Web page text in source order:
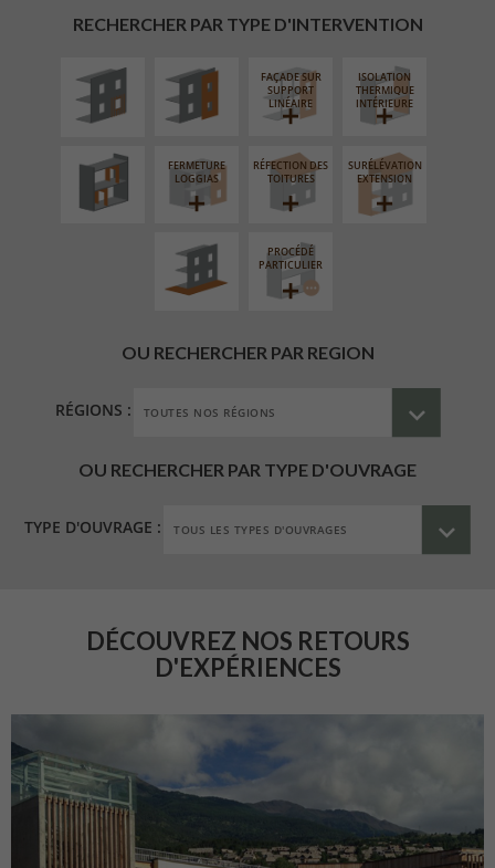
RECHERCHER PAR TYPE D'INTERVENTION
EXTÉRIEURE
FAÇADE SUR
SUPPORT
LINÉAIRE
ISOLATION
THERMIQUE
INTÉRIEURE
RÉAMÉNAGEMENT
INTÉRIEUR
FERMETURE
LOGGIAS
RÉFECTION DES
TOITURES
SURÉLÉVATION
EXTENSION
AMÉNAGEMENT
EXTÉRIEUR
PROCÉDÉ
PARTICULIER
OU RECHERCHER PAR REGION
RÉGIONS :
OU RECHERCHER PAR TYPE D'OUVRAGE
TYPE D'OUVRAGE :
DÉCOUVREZ NOS RETOURS
D'EXPÉRIENCES